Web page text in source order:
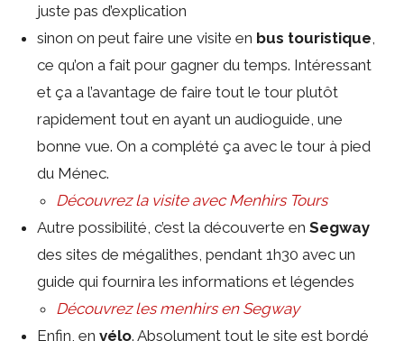
juste pas d’explication
sinon on peut faire une visite en bus touristique
ce qu’on a fait pour gagner du temps. Intéressant
et ça a l’avantage de faire tout le tour plutôt
rapidement tout en ayant un audioguide, une
bonne vue. On a complété ça avec le tour à pied
du Ménec.
Découvrez la visite avec Menhirs Tours
Autre possibilité, c’est la découverte en Segway
des sites de mégalithes, pendant 1h30 avec un
guide qui fournira les informations et légendes
Découvrez les menhirs en Segway
Enfin, en vélo. Absolument tout le site est bordé